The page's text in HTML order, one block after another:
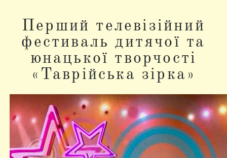
Перший телевізійний
фестиваль дитячої та
юнацької творчості
«Таврійська зірка»